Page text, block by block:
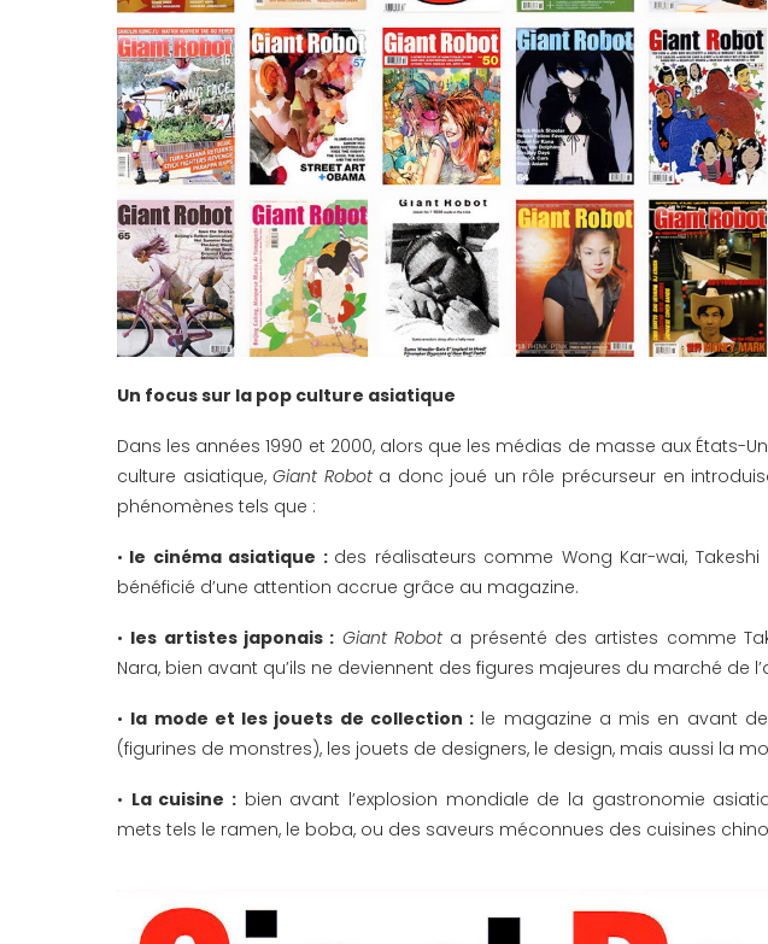
Un focus sur la pop culture asiatique
Dans les années 1990 et 2000, alors que les médias de masse aux États-
culture asiatique,Giant Robota donc joué un rôle précurseur en
phénomènes tels que :
• le cinéma asiatique : des réalisateurs comme Wong Kar-wai,
bénéficié d’une attention accrue grâce au magazine.
• les artistes japonais : Giant Robot a présenté des artistes comme
Nara, bien avant qu’ils ne deviennent des figures majeures du marché de
• la mode et les jouets de collection : le magazine a mis en avant
(figurines de monstres), les jouets de designers, le design, mais aussi la
• La cuisine : bien avant l’explosion mondiale de la gastronomie
mets tels le ramen, le boba, ou des saveurs méconnues des cuisines